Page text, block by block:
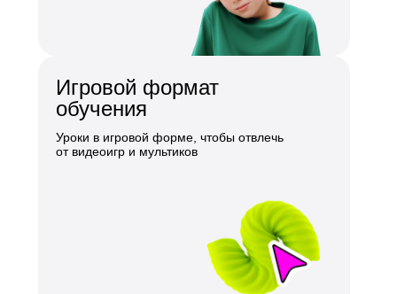
Игровой формат
обучения
Уроки в игровой форме, чтобы отвлечь
от видеоигр и мультиков